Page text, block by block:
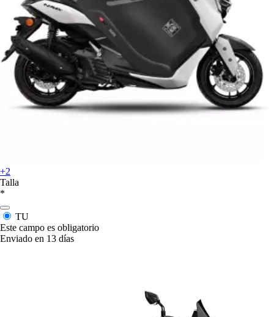
+2
Talla
*
TU
Este campo es obligatorio
Enviado en 13 días